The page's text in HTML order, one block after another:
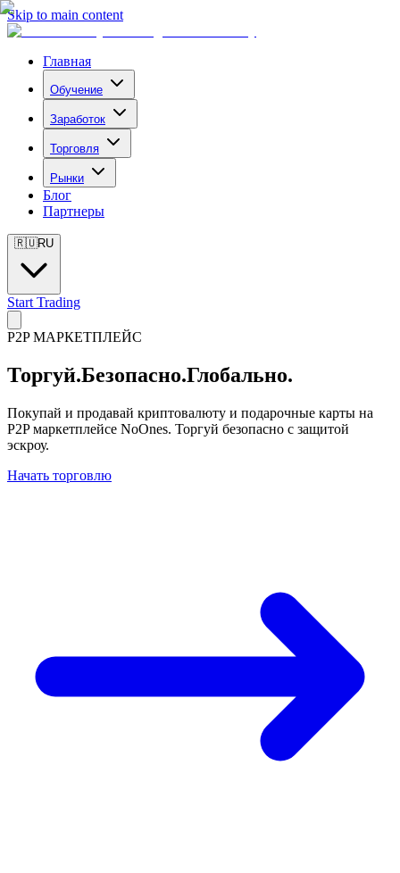
Skip to main content
Главная
Обучение
Заработок
Торговля
Рынки
Блог
Партнеры
🇷🇺RU
Start Trading
P2P МАРКЕТПЛЕЙС
Торгуй.Безопасно.Глобально.
Покупай и продавай криптовалюту и подарочные карты на
P2P маркетплейсе NoOnes. Торгуй безопасно с защитой
эскроу.
Начать торговлю